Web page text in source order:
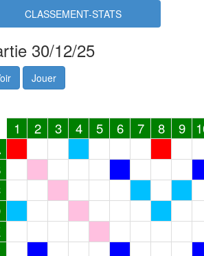
CLASSEMENT-STATS
30/12/25
Jouer
1 2 3 4 5 6 7 8 9